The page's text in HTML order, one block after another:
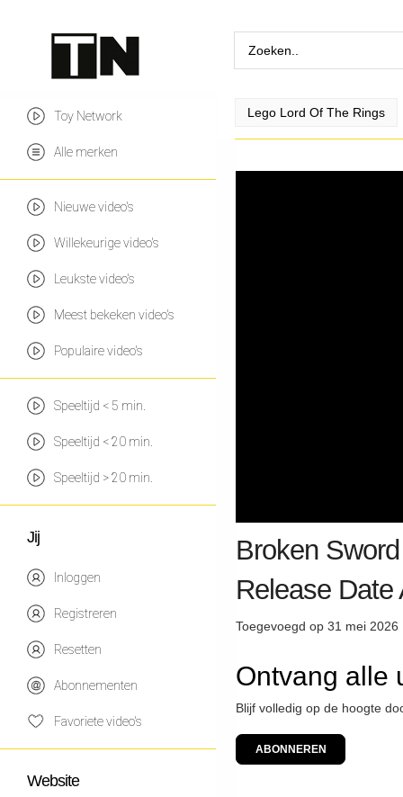
Toy Network
Alle merken
Nieuwe video's
Willekeurige video's
Leukste video's
Meest bekeken video's
Populaire video's
Speeltijd < 5 min.
Speeltijd < 20 min.
Speeltijd > 20 min.
Jij
Inloggen
Registreren
Resetten
Abonnementen
Favoriete video's
Website
Lego Lord Of The Rings
Broken
Release Date
Toegevoegd op 31 mei
Ontvang alle
Blijf volledig op de hoogte
ABONNEREN